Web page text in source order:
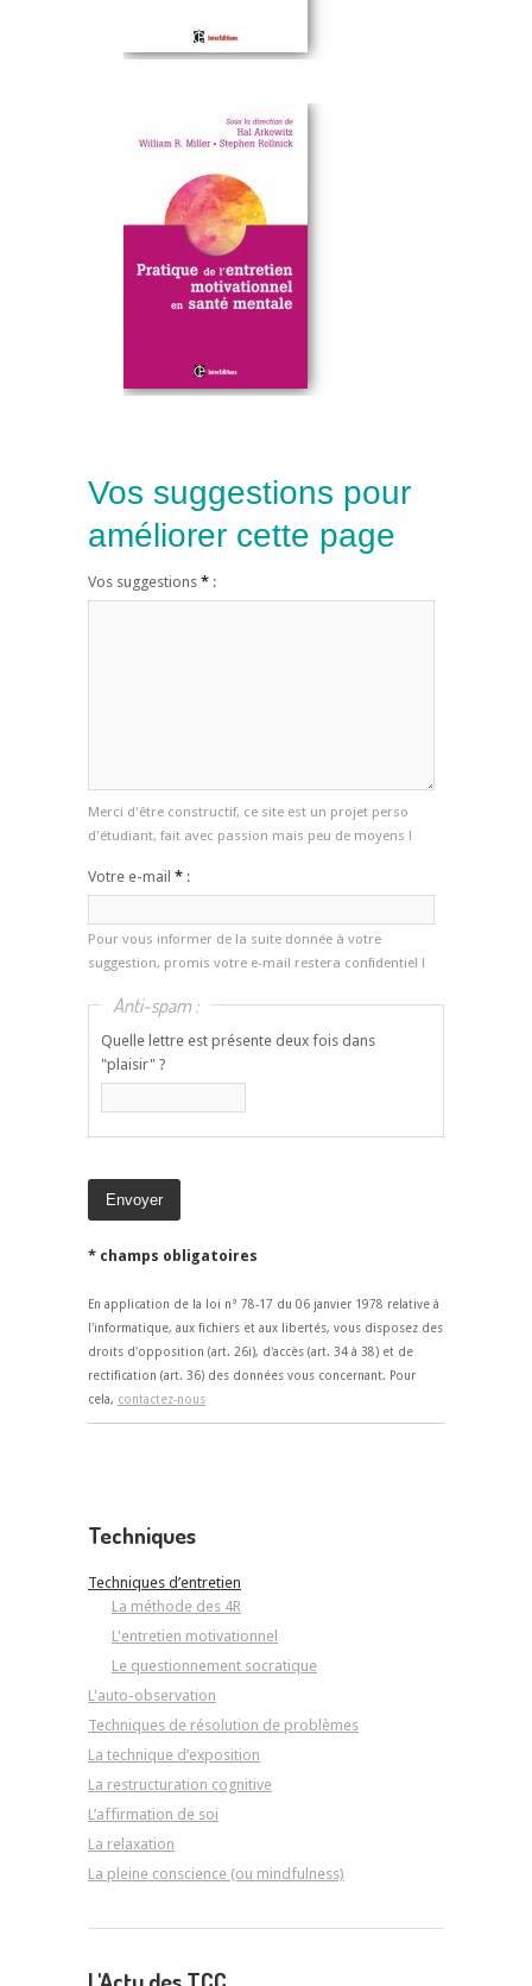
Vos suggestions pour
améliorer cette page
Vos suggestions * :
Merci d'être constructif, ce site est un projet perso
d'étudiant, fait avec passion mais peu de moyens !
Votre e-mail * :
Pour vous informer de la suite donnée à votre
suggestion, promis votre e-mail restera confidentiel !
Anti-spam :
Quelle lettre est présente deux fois dans
"plaisir" ?
* champs obligatoires
En application de la loi n° 78-17 du 06 janvier 1978 relative à
l'informatique, aux fichiers et aux libertés, vous disposez des
droits d'opposition (art. 26i), d'accès (art. 34 à 38) et de
rectification (art. 36) des données vous concernant. Pour
cela, contactez-nous
Techniques
Techniques d’entretien
La méthode des 4R
L'entretien motivationnel
Le questionnement socratique
L'auto-observation
Techniques de résolution de problèmes
La technique d’exposition
La restructuration cognitive
L’affirmation de soi
La relaxation
La pleine conscience (ou mindfulness)